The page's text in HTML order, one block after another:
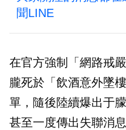
聞LINE
在官方強制「網路戒
朧死於「飲酒意外墜
單，隨後陸續爆出于
甚至一度傳出失聯消